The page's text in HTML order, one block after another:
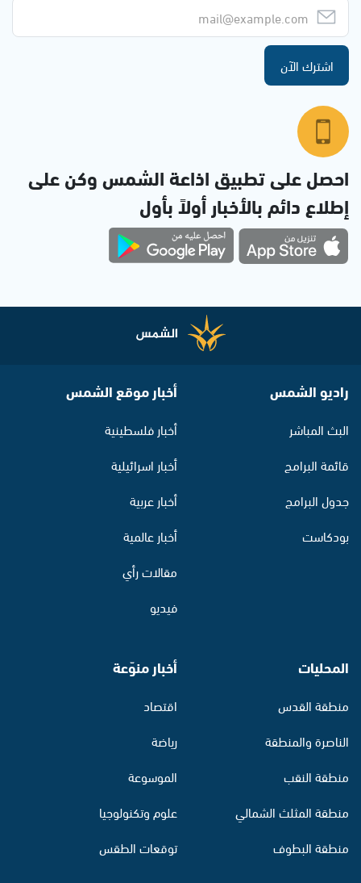
اشترك الآن
احصل على تطبيق اذاعة الشمس وكن على
إطلاع دائم بالأخبار أولاً بأول
راديو الشمس
البث المباشر
قائمة البرامج
جدول البرامج
بودكاست
أخبار موقع الشمس
أخبار فلسطينية
أخبار اسرائيلية
أخبار عربية
أخبار عالمية
مقالات رأي
فيديو
المحليات
منطقة القدس
الناصرة والمنطقة
منطقة النقب
منطقة المثلث الشمالي
منطقة البطوف
أخبار منوّعة
اقتصاد
رياضة
الموسوعة
علوم وتكنولوجيا
توقعات الطقس